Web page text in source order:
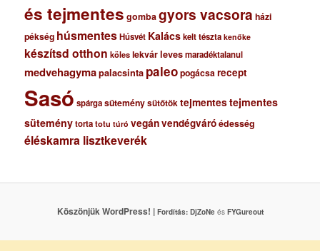
és tejmentes gombagyors vacsora házi
pékség húsmentesHúsvét Kalácskelt tészta kenőke
készítsd otthon köles lekvárlevesmaradéktalanul
medvehagymapalacsinta paleopogácsa recept
Sasó spárgasüteménysütőtöktejmentestejmentes
süteménytorta totu túró vegánvendégváróédesség
éléskamra lisztkeverék
Köszönjük WordPress! | Fordítás: DjZoNeés FYGureout